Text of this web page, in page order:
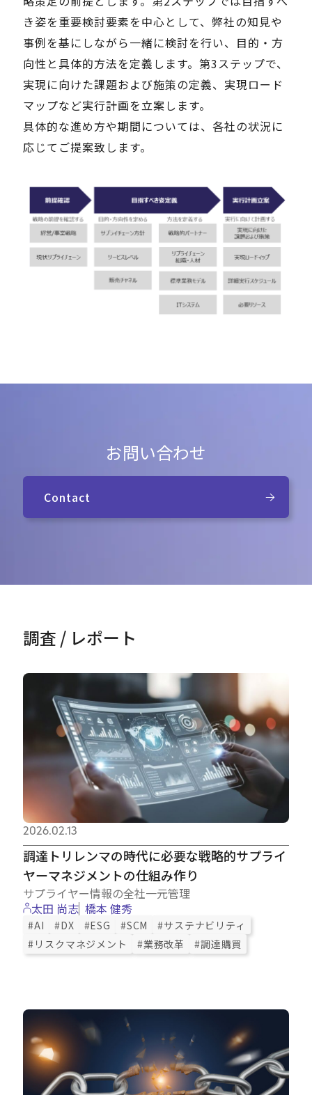
き姿を重要検討要素を中心として、弊社の知見や
事例を基にしながら一緒に検討を行い、目的・方
向性と具体的方法を定義します。第3ステップで、
実現に向けた課題および施策の定義、実現ロード
マップなど実行計画を立案します。
具体的な進め方や期間については、各社の状況に
応じてご提案致します。
お問い合わせ
Contact
調査 / レポート
調達トリレンマの時代に必要な戦略的サプライ
ヤーマネジメントの仕組み作り
サプライヤー情報の全社一元管理
2026.02.13
太田 尚志 橋本 健秀
#AI #DX #ESG #SCM
#サステナビリティ
#リスクマネジメント
#業務改革 #調達購買